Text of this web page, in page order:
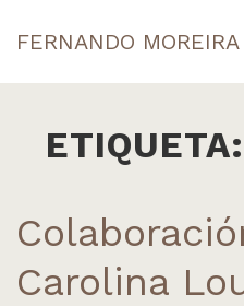
Saltar
al
principal
FERNANDO MOREIRA
principal
ETIQUETA:
Carolina